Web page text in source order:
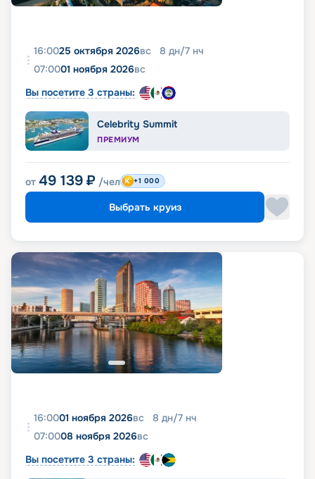
16:0025 октября 2026вс 8 дн/7 нч
07:0001 ноября 2026вс
Вы посетите 3 страны:
Celebrity Summit
ПРЕМИУМ
от 49 139 ₽ /чел +1 000
Выбрать круиз
16:0001 ноября 2026вс 8 дн/7 нч
07:0008 ноября 2026вс
Вы посетите 3 страны: